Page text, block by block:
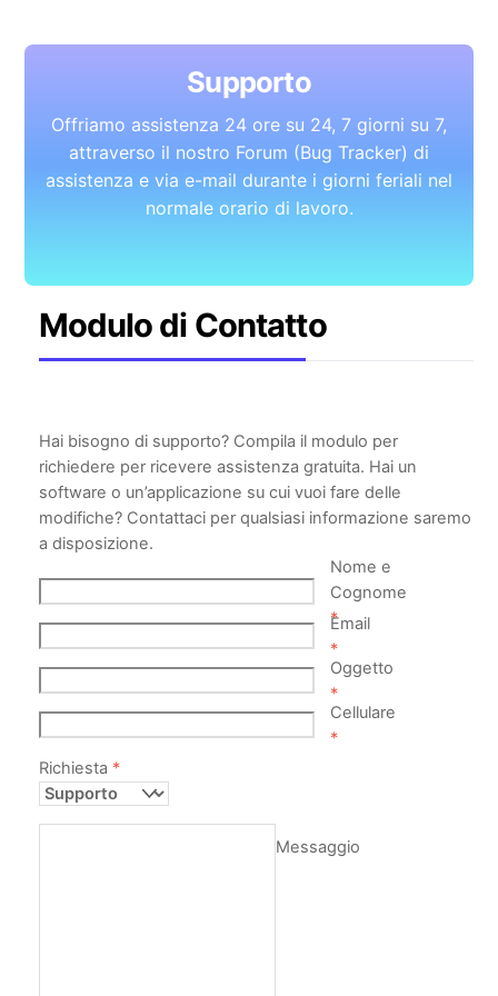
Supporto
Offriamo assistenza 24 ore su 24, 7 giorni su 7,
attraverso il nostro Forum (Bug Tracker) di
assistenza e via e-mail durante i giorni feriali nel
normale orario di lavoro.
Modulo di Contatto
Hai bisogno di supporto? Compila il modulo per
richiedere per ricevere assistenza gratuita. Hai un
software o un’applicazione su cui vuoi fare delle
modifiche? Contattaci per qualsiasi informazione saremo
a disposizione.
Nome e
Cognome
*
Email
*
Oggetto
*
Cellulare
*
Richiesta *
Messaggio